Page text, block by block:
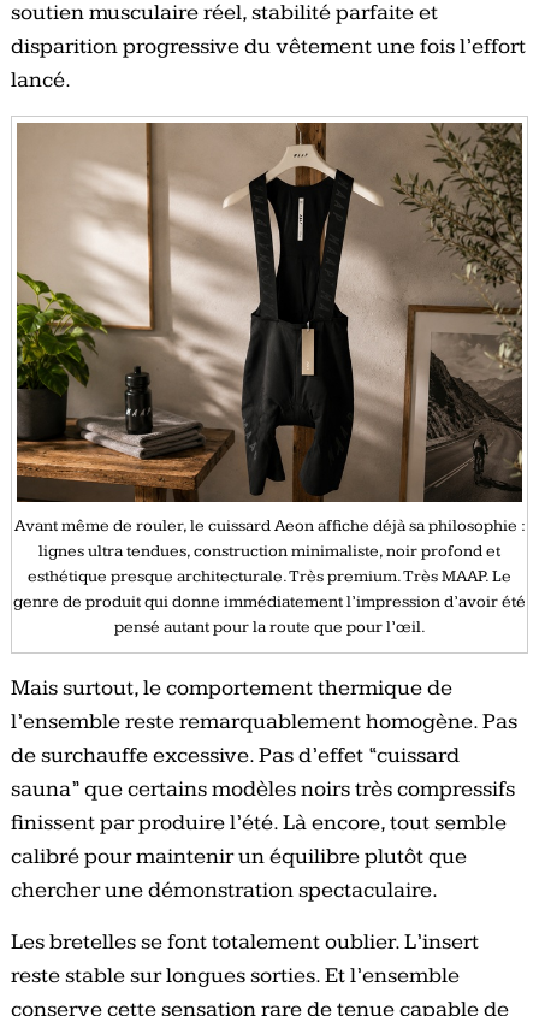
soutien musculaire réel, stabilité parfaite et
disparition progressive du vêtement une fois l’effort
lancé.
Avant même de rouler, le cuissard Aeon affiche déjà sa philosophie :
lignes ultra tendues, construction minimaliste, noir profond et
esthétique presque architecturale. Très premium. Très MAAP. Le
genre de produit qui donne immédiatement l’impression d’avoir été
pensé autant pour la route que pour l’œil.
Mais surtout, le comportement thermique de
l’ensemble reste remarquablement homogène. Pas
de surchauffe excessive. Pas d’effet “cuissard
sauna” que certains modèles noirs très compressifs
finissent par produire l’été. Là encore, tout semble
calibré pour maintenir un équilibre plutôt que
chercher une démonstration spectaculaire.
Les bretelles se font totalement oublier. L’insert
reste stable sur longues sorties. Et l’ensemble
conserve cette sensation rare de tenue capable de